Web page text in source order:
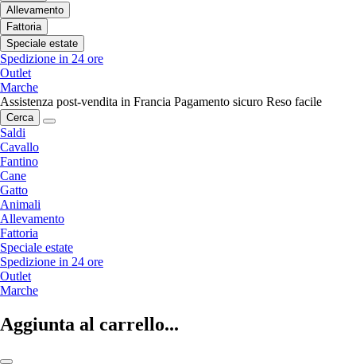
Allevamento
Fattoria
Speciale estate
Spedizione in 24 ore
Outlet
Marche
Assistenza post-vendita in Francia Pagamento sicuro Reso facile
Cerca
Saldi
Cavallo
Fantino
Cane
Gatto
Animali
Allevamento
Fattoria
Speciale estate
Spedizione in 24 ore
Outlet
Marche
Aggiunta al carrello...